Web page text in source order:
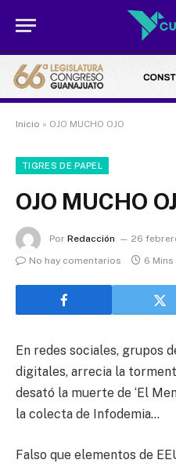
Inicio » OJO MUCHO OJO
TIGRES DE PAPEL
OJO MUCHO
Por Redacción
26
No hay comentarios
6
En redes sociales, grupos
digitales, arrecia la
desató la muerte de ‘El
la colecta de Infodemia…
Falso que elementos de